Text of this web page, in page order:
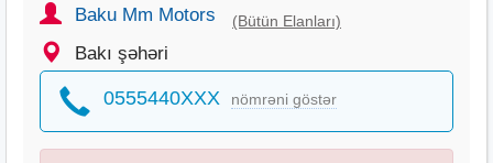
İstəyən usta ilə dəqiqləşdirə bilər).
elantra sag mator yastigi, elantra 2019 paduska, elantra
2020 mator yastigi, elantra sag mator qulagi, elantra
ehtiyyat hisseleri , 21810J9000, hyundai mator paduskasi,
elantra sag paduska
Baku Mm Motors (Bütün Elanları)
Bakı şəhəri
0555440XXX nömrəni göstər